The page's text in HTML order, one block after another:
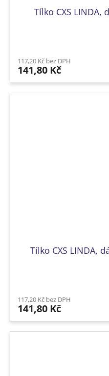
Tílko CXS LINDA,
117,20 Kč bez DPH
141,80 Kč
Tílko CXS LINDA,
117,20 Kč bez DPH
141,80 Kč